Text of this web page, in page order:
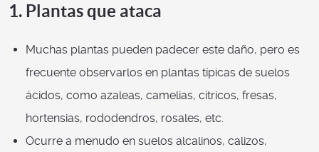
1. Plantas que ataca
Muchas plantas pueden padecer este daño, pero es
frecuente observarlos en plantas típicas de suelos
ácidos, como azaleas, camelias, cítricos, fresas,
hortensias, rododendros, rosales, etc.
Ocurre a menudo en suelos alcalinos, calizos,